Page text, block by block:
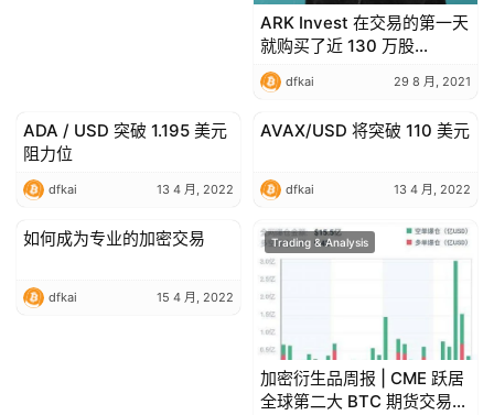
ARK Invest 在交易的第一天
就购买了近 130 万股
Robinhood
dfkai 29 8 月, 2021
Trading & Analysis
ADA / USD 突破 1.195 美元
阻力位
dfkai 13 4 月, 2022
Trading & Analysis
AVAX/USD 将突破 110 美元
dfkai 13 4 月, 2022
Trading & Analysis
如何成为专业的加密交易
dfkai 15 4 月, 2022
Trading & Analysis
加密衍生品周报 | CME 跃居
全球第二大 BTC 期货交易平